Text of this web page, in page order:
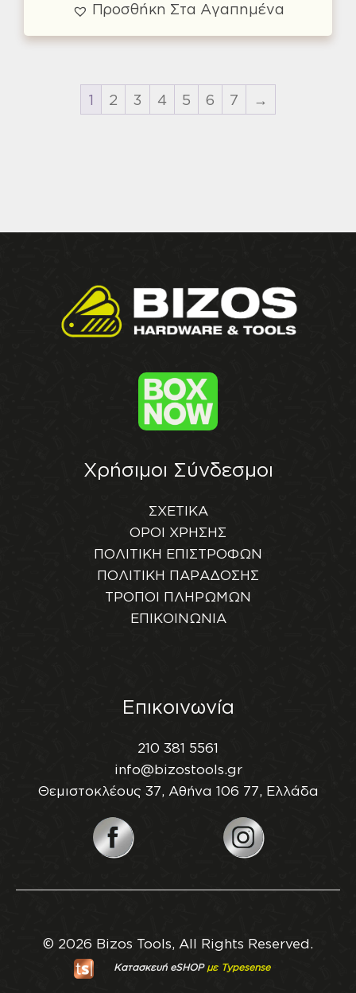
Προσθήκη Στα Αγαπημένα
1 2 3 4 5 6 7 →
Χρήσιμοι Σύνδεσμοι
ΣΧΕΤΙΚΑ
ΟΡΟΙ ΧΡΗΣΗΣ
ΠΟΛΙΤΙΚΗ ΕΠΙΣΤΡΟΦΩΝ
ΠΟΛΙΤΙΚΗ ΠΑΡΑΔΟΣΗΣ
ΤΡΟΠΟΙ ΠΛΗΡΩΜΩΝ
ΕΠΙΚΟΙΝΩΝΙΑ
Επικοινωνία
210 381 5561
info@bizostools.gr
Θεμιστοκλέους 37, Αθήνα 106 77, Ελλάδα
© 2026 Bizos Tools, All Rights Reserved.
Κατασκευή eSHOPμε Typesense